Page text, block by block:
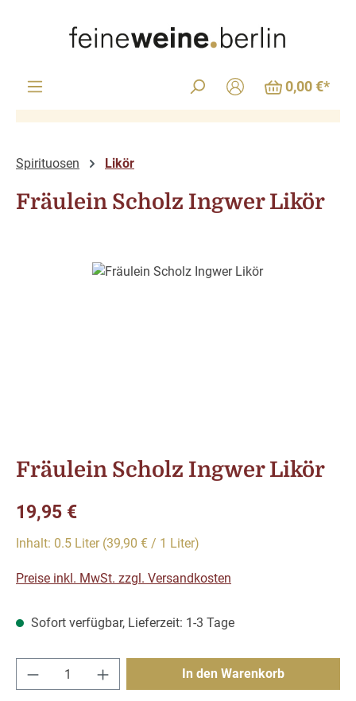
0,00 €*
Spirituosen Likör
Fräulein Scholz Ingwer Likör
Bildergalerie überspringen
Fräulein Scholz Ingwer Likör
Regulärer Preis:
19,95 €
Inhalt: 0.5 Liter (39,90 € / 1 Liter)
Preise inkl. MwSt. zzgl. Versandkosten
Sofort verfügbar, Lieferzeit: 1-3 Tage
Produkt Anzahl: Gib den gewünschten
In den Warenkorb